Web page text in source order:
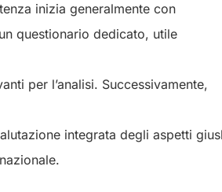
inizia generalmente con
questionario dedicato, utile
per l’analisi. Successivamente,
integrata degli aspetti